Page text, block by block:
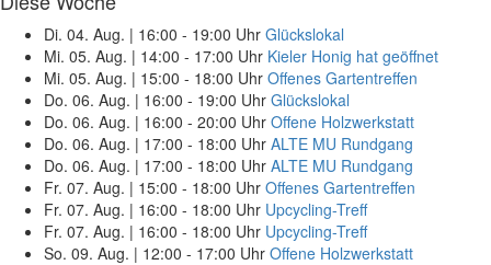
Di. 04. Aug. | 16:00 - 19:00 Uhr Glückslokal
Mi. 05. Aug. | 14:00 - 17:00 Uhr Kieler Honig hat geöffnet
Mi. 05. Aug. | 15:00 - 18:00 Uhr Offenes Gartentreffen
Do. 06. Aug. | 16:00 - 19:00 Uhr Glückslokal
Do. 06. Aug. | 16:00 - 20:00 Uhr Offene Holzwerkstatt
Do. 06. Aug. | 17:00 - 18:00 Uhr ALTE MU Rundgang
Do. 06. Aug. | 17:00 - 18:00 Uhr ALTE MU Rundgang
Fr. 07. Aug. | 15:00 - 18:00 Uhr Offenes Gartentreffen
Fr. 07. Aug. | 16:00 - 18:00 Uhr Upcycling-Treff
Fr. 07. Aug. | 16:00 - 18:00 Uhr Upcycling-Treff
So. 09. Aug. | 12:00 - 17:00 Uhr Offene Holzwerkstatt